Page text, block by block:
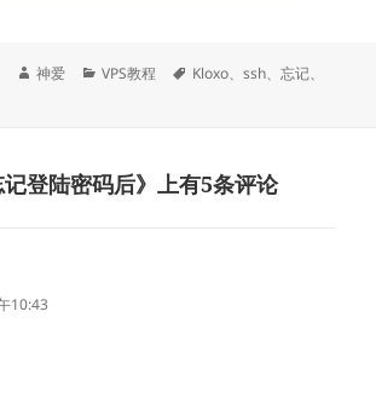
作
神爱
分
VPS教程
标
Kloxo、ssh、忘记、
登陆密码后》上有5条评论
10:43